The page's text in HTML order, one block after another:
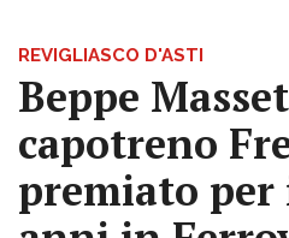
REVIGLIASCO D'ASTI
Beppe
capotreno
premiato per